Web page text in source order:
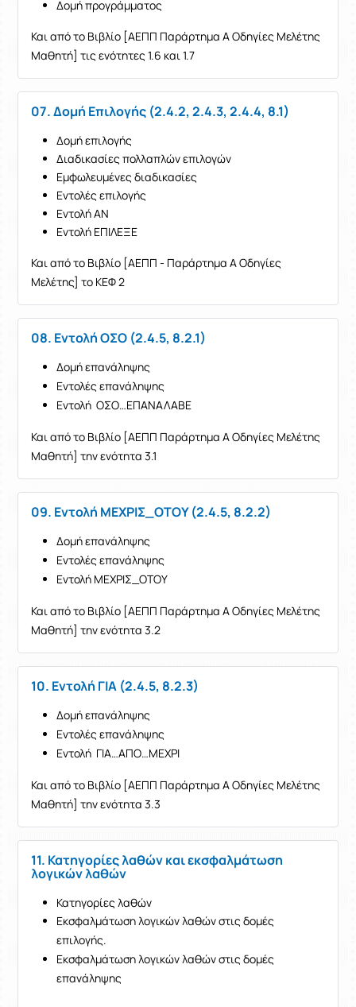
Δομή προγράμματος
Και από το Βιβλίο [ΑΕΠΠ Παράρτημα Α Οδηγίες Μελέτης
Μαθητή] τις ενότητες 1.6 και 1.7
07. Δομή Επιλογής (2.4.2, 2.4.3, 2.4.4, 8.1)
Δομή επιλογής
Διαδικασίες πολλαπλών επιλογών
Εμφωλευμένες διαδικασίες
Εντολές επιλογής
Εντολή ΑΝ
Εντολή ΕΠΙΛΕΞΕ
Και από το Βιβλίο [ΑΕΠΠ - Παράρτημα Α Οδηγίες
Μελέτης] το ΚΕΦ 2
08. Εντολή ΟΣΟ (2.4.5, 8.2.1)
Δομή επανάληψης
Εντολές επανάληψης
Εντολή ΟΣΟ…ΕΠΑΝΑΛΑΒΕ
Και από το Βιβλίο [ΑΕΠΠ Παράρτημα Α Οδηγίες Μελέτης
Μαθητή] την ενότητα 3.1
09. Εντολή ΜΕΧΡΙΣ_ΟΤΟΥ (2.4.5, 8.2.2)
Δομή επανάληψης
Εντολές επανάληψης
Εντολή ΜΕΧΡΙΣ_ΟΤΟΥ
Και από το Βιβλίο [ΑΕΠΠ Παράρτημα Α Οδηγίες Μελέτης
Μαθητή] την ενότητα 3.2
10. Εντολή ΓΙΑ (2.4.5, 8.2.3)
Δομή επανάληψης
Εντολές επανάληψης
Εντολή ΓΙΑ…ΑΠΟ…ΜΕΧΡΙ
Και από το Βιβλίο [ΑΕΠΠ Παράρτημα Α Οδηγίες Μελέτης
Μαθητή] την ενότητα 3.3
11. Κατηγορίες λαθών και εκσφαλμάτωση
λογικών λαθών
Κατηγορίες λαθών
Εκσφαλμάτωση λογικών λαθών στις δομές
επιλογής.
Εκσφαλμάτωση λογικών λαθών στις δομές
επανάληψης